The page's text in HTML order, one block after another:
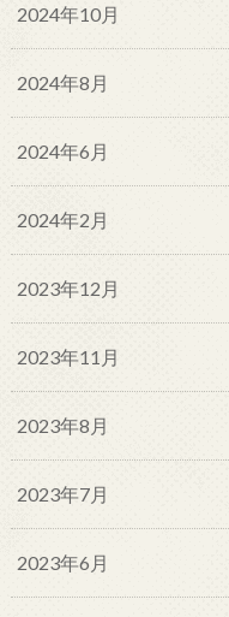
2024年10月
2024年8月
2024年6月
2024年2月
2023年12月
2023年11月
2023年8月
2023年7月
2023年6月